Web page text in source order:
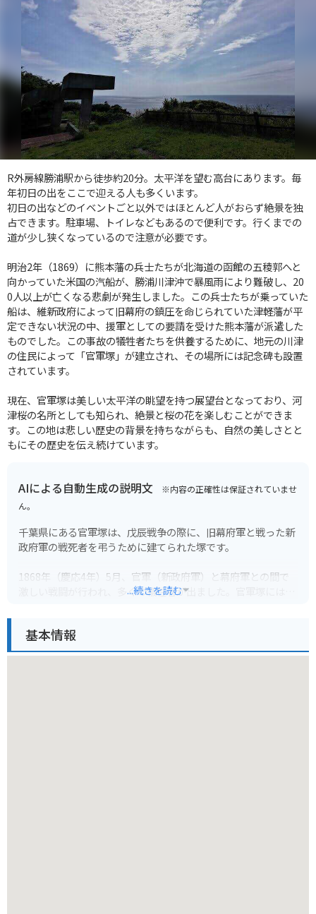
R外房線勝浦駅から徒歩約20分。太平洋を望む高台にあります。毎
年初日の出をここで迎える人も多くいます。
初日の出などのイベントごと以外ではほとんど人がおらず絶景を独
占できます。駐車場、トイレなどもあるので便利です。行くまでの
道が少し狭くなっているので注意が必要です。
明治2年（1869）に熊本藩の兵士たちが北海道の函館の五稜郭へと
向かっていた米国の汽船が、勝浦川津沖で暴風雨により難破し、20
0人以上が亡くなる悲劇が発生しました。この兵士たちが乗っていた
船は、維新政府によって旧幕府の鎮圧を命じられていた津軽藩が平
定できない状況の中、援軍としての要請を受けた熊本藩が派遣した
ものでした。この事故の犠牲者たちを供養するために、地元の川津
の住民によって「官軍塚」が建立され、その場所には記念碑も設置
されています。
現在、官軍塚は美しい太平洋の眺望を持つ展望台となっており、河
津桜の名所としても知られ、絶景と桜の花を楽しむことができま
す。この地は悲しい歴史の背景を持ちながらも、自然の美しさとと
もにその歴史を伝え続けています。
AIによる自動生成の説明文 ※内容の正確性は保証されていませ
ん。
千葉県にある官軍塚は、戊辰戦争の際に、旧幕府軍と戦った新
政府軍の戦死者を弔うために建てられた塚です。
1868年（慶応4年）5月、官軍（新政府軍）と幕府軍との間で
激しい戦闘が行われ、多くの犠牲者が出ました。官軍塚には、
塚は、JR内房線「五井駅」から徒歩約30分の場所に位置し、
閑静な住宅街の中にあります。周囲には、当時の戦いを偲ばせ
...続きを読む
基本情報